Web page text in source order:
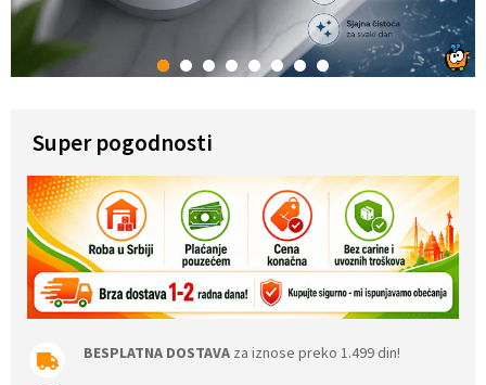
1 2 3 4 5 6 7 8
Super pogodnosti
BESPLATNA DOSTAVA za iznose preko 1.499 din!